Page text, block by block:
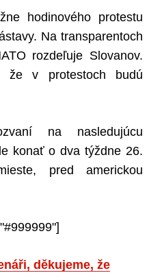
hodinového protestu
Na transparentoch
rozdeľuje Slovanov.
že v protestoch budú
na nasledujúcu
konať o dva týždne 26.
pred americkou
děkujeme, že